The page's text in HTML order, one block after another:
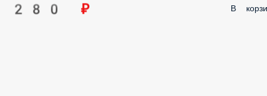
280 ₽ В